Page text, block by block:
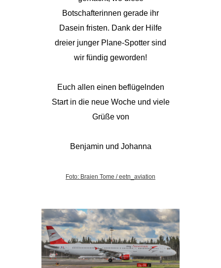
Botschafterinnen gerade ihr
Dasein fristen. Dank der Hilfe
dreier junger Plane-Spotter sind
wir fündig geworden!
Euch allen einen beflügelnden
Start in die neue Woche und viele
Grüße von
Benjamin und Johanna
Foto: Braien Tome /eetn_aviation